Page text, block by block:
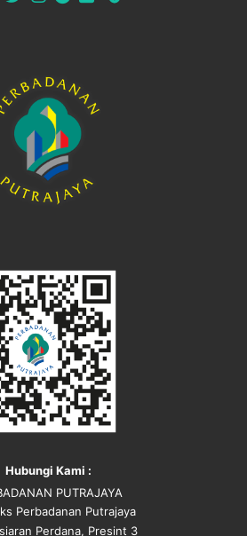
Hubungi Kami :
PUTRAJAYA
Perbadanan Putrajaya
Perdana, Presint 3